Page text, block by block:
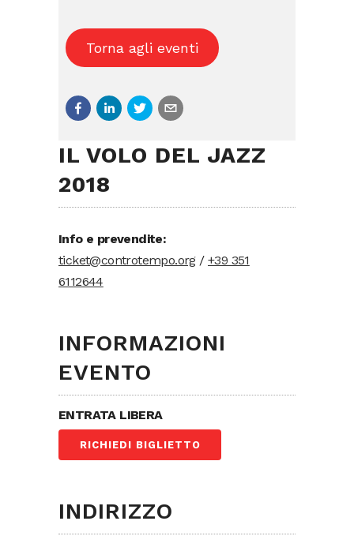
Torna agli eventi
IL VOLO DEL JAZZ
2018
Info e prevendite:
ticket@controtempo.org/+39 351
6112644
INFORMAZIONI
EVENTO
ENTRATA LIBERA
RICHIEDI BIGLIETTO
INDIRIZZO